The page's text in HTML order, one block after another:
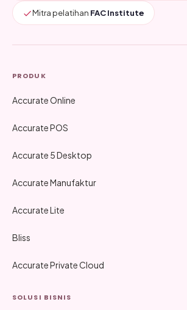
Mitra pelatihan FAC Institute
PRODUK
Accurate Online
Accurate POS
Accurate 5 Desktop
Accurate Manufaktur
Accurate Lite
Bliss
Accurate Private Cloud
SOLUSI BISNIS